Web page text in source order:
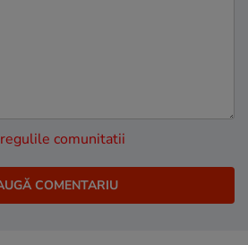
regulile comunitatii